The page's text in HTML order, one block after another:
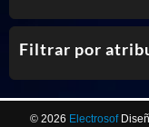
Filtrar por
© 2026 Electrosof